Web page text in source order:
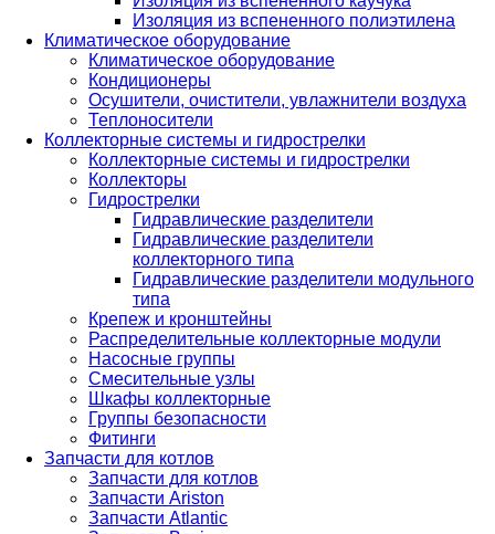
Изоляция из вспененного полиэтилена
Климатическое оборудование
Климатическое оборудование
Кондиционеры
Осушители, очистители, увлажнители воздуха
Теплоносители
Коллекторные системы и гидрострелки
Коллекторные системы и гидрострелки
Коллекторы
Гидрострелки
Гидравлические разделители
Гидравлические разделители
коллекторного типа
Гидравлические разделители модульного
типа
Крепеж и кронштейны
Распределительные коллекторные модули
Насосные группы
Смесительные узлы
Шкафы коллекторные
Группы безопасности
Фитинги
Запчасти для котлов
Запчасти для котлов
Запчасти Ariston
Запчасти Atlantic